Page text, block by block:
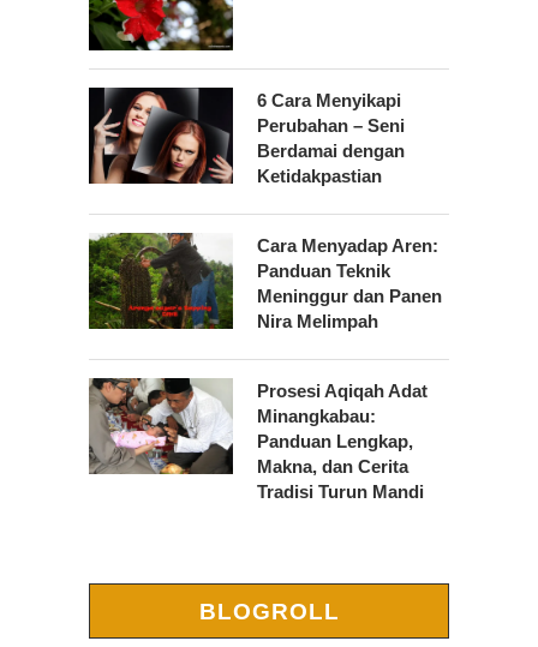
6 Cara Menyikapi
Perubahan – Seni
Berdamai dengan
Ketidakpastian
Cara Menyadap Aren:
Panduan Teknik
Meninggur dan Panen
Nira Melimpah
Prosesi Aqiqah Adat
Minangkabau:
Panduan Lengkap,
Makna, dan Cerita
Tradisi Turun Mandi
BLOGROLL